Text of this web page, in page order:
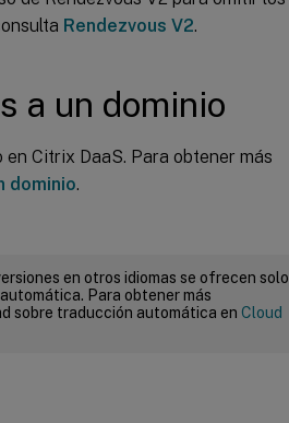
Rendezvous V2.
a un dominio
Citrix DaaS. Para obtener más
dominio.
en otros idiomas se ofrecen solo
Para obtener más
sobre traducción automática en Cloud